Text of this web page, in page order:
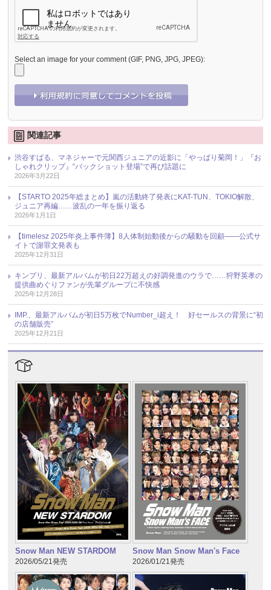
Select an image for your comment (GIF, PNG, JPG, JPEG):
関連記事
渋谷すばる、マネジャーで元関西ジュニアの近影に「やっぱり菊岡！」『お
しゃれクリップ』“バックショット登場”で再び話題に
2026年3月22日
【STARTO 2025年総まとめ】嵐の活動終了発表にKAT-TUN、TOKIO解散、
ジュニア再編……波乱の一年を振り返る
2026年1月1日
【timelesz 2025年炎上事件簿】8人体制始動後からの騒動を回顧――公式サ
イトで謝罪文発表も
2025年12月31日
キンプリ、最新アルバムが初日22万超えの好調発進のウラで……狩野英孝の
提供曲めぐりファンが先輩グループに不快感
2025年12月28日
IMP.、最新アルバムが初日5万枚でNumber_i超え！ 好セールスの背景に“初
の店舗販売”
2025年12月21日
Snow Man NEW STARDOM
2026/05/21発売
Snow Man Snow Man's Face
2026/01/21発売